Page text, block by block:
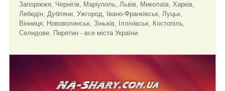
Запоріжжя, Чернігів, Маріуполь, Львів, Миколаїв, Харків,
Лебедін, Дубляни, Ужгород, Івано-Франківськ, Луцьк,
Вінниця, Нововолинськ, Зіньків, Іллічівськ, Костопіль,
Селидове, Пирятин - все міста України.